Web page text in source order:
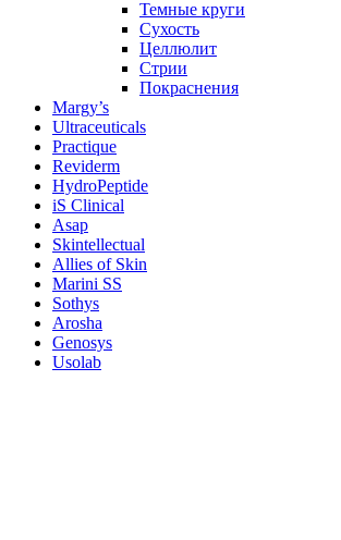
Темные круги
Сухость
Целлюлит
Стрии
Покраснения
Margy’s
Ultraceuticals
Practique
Reviderm
HydroPeptide
iS Clinical
Asap
Skintellectual
Allies of Skin
Marini SS
Sothys
Arosha
Genosys
Usolab